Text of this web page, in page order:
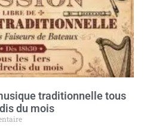
traditionnelle tous
du mois